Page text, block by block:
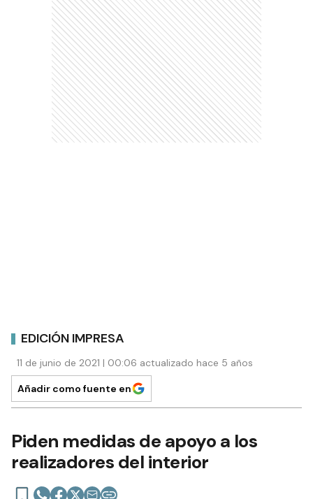
EDICIÓN IMPRESA
11 de junio de 2021 | 00:06 actualizado hace 5 años
Añadir como fuente en
Piden medidas de apoyo a los
realizadores del interior